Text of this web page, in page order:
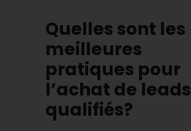
Quelles sont les
meilleures
pratiques pour
l’achat de leads
qualifiés?